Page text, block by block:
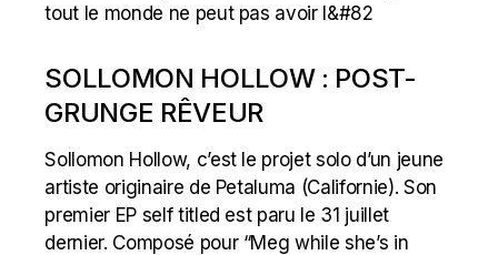
tout le monde ne peut pas avoir l&#82
SOLLOMON HOLLOW : POST-
GRUNGE RÊVEUR
Sollomon Hollow, c’est le projet solo d’un jeune
artiste originaire de Petaluma (Californie). Son
premier EP self titled est paru le 31 juillet
dernier. Composé pour “Meg while she’s in